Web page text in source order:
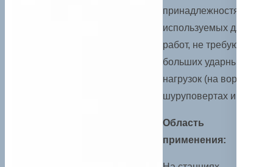
принадлежностях,
используемых для
работ, не требующих
больших ударных
нагрузок (на воротках,
шуруповертах и т. п.).
Область
применения: